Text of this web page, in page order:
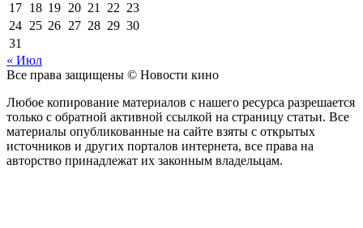
17 18 19 20 21 22 23
24 25 26 27 28 29 30
31
« Июл
Все права защищены © Новости кино
Любое копирование материалов с нашего ресурса разрешается
только с обратной активной ссылкой на страницу статьи. Все
материалы опубликованные на сайте взяты с открытых
источников и других порталов интернета, все права на
авторство принадлежат их законным владельцам.